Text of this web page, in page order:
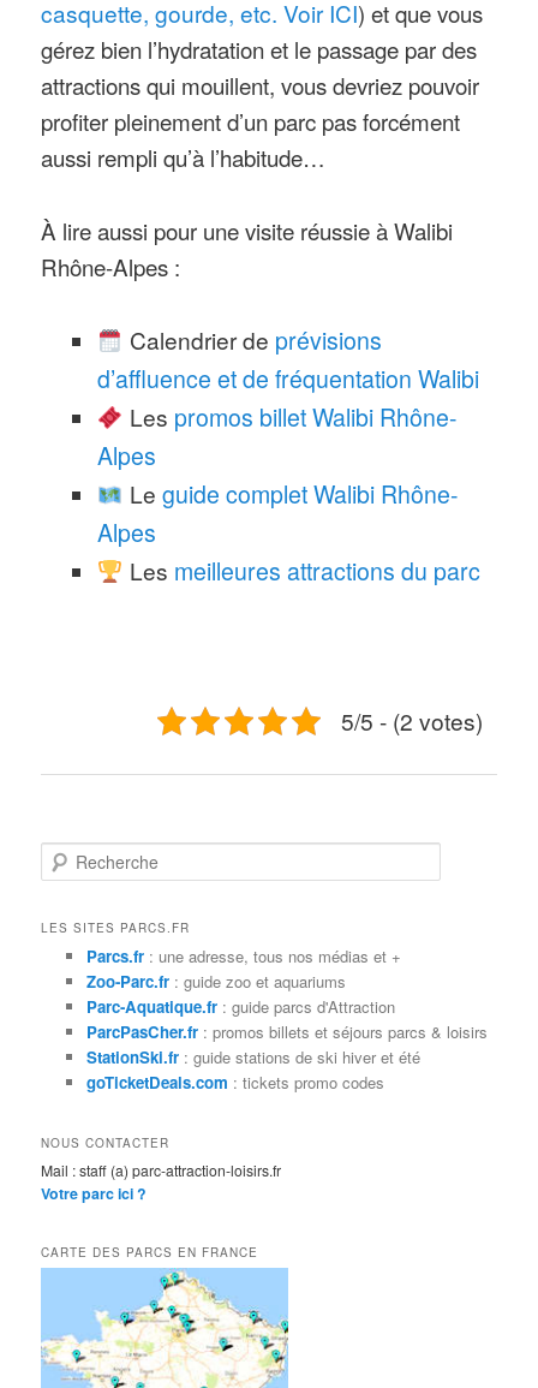
casquette, gourde, etc. Voir ICI) et que vous
gérez bien l’hydratation et le passage par des
attractions qui mouillent, vous devriez pouvoir
profiter pleinement d’un parc pas forcément
aussi rempli qu’à l’habitude…
À lire aussi pour une visite réussie à Walibi
Rhône-Alpes :
Calendrier de prévisions
d’affluence et de fréquentation Walibi
Les promos billet Walibi Rhône-
Alpes
Le guide complet Walibi Rhône-
Alpes
Les meilleures attractions du parc
5/5 - (2 votes)
e
h
LES SITES PARCS.FR
Parcs.fr: une adresse, tous nos médias et +
Zoo-Parc.fr: guide zoo et aquariums
Parc-Aquatique.fr: guide parcs d'Attraction
ParcPasCher.fr: promos billets et séjours parcs & loisirs
StationSki.fr: guide stations de ski hiver et été
goTicketDeals.com : tickets promo codes
NOUS CONTACTER
Mail : staff (a) parc-attraction-loisirs.fr
Votre parc ici ?
CARTE DES PARCS EN FRANCE